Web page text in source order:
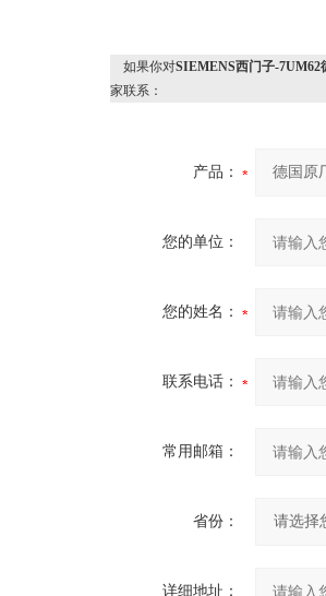
如果你对SIEMENS西门子-7UM62
家联系：
产品：
您的单位：
您的姓名：
联系电话：
常用邮箱：
省份：
详细地址：